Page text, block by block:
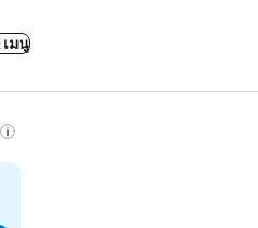
เมนู